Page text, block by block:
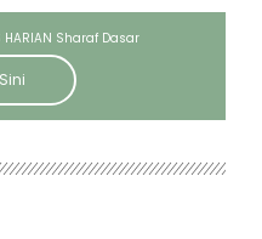
Sharaf Dasar